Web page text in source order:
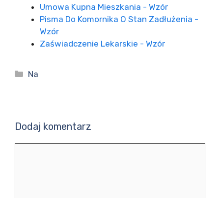
Umowa Kupna Mieszkania - Wzór
Pisma Do Komornika O Stan Zadłużenia -
Wzór
Zaświadczenie Lekarskie - Wzór
Kategorie
Na
Dodaj komentarz